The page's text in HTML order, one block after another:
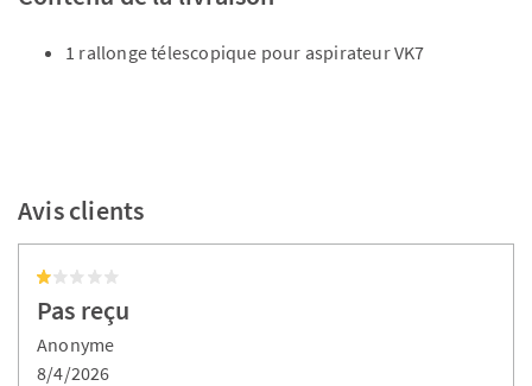
1 rallonge télescopique pour aspirateur VK7
Avis clients
Pas reçu
Anonyme
8/4/2026